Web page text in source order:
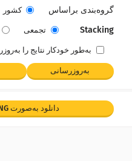
گروه‌بندی براساس
کشور
Stacking تجمعی
به‌طور خودکار نتایج را
به‌روزرسانی
دانلود به‌صورت PNG